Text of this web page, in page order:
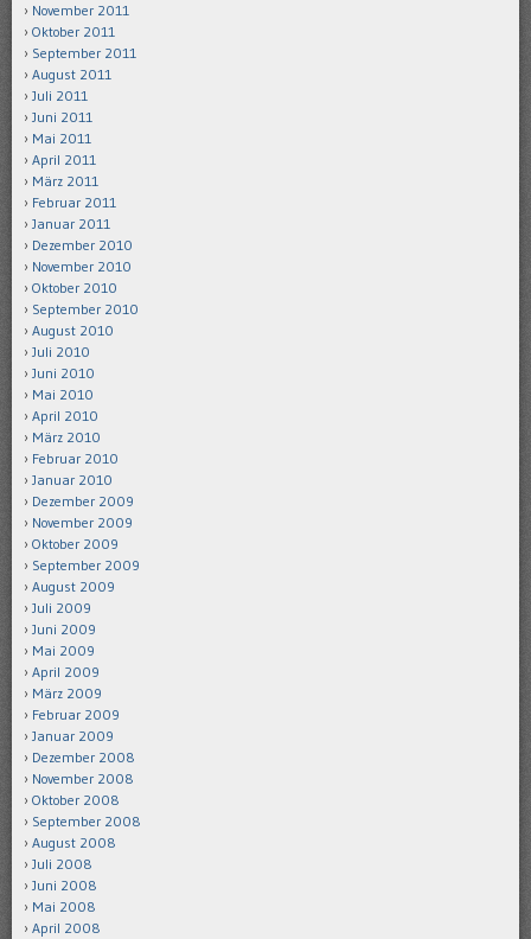
November 2011
Oktober 2011
September 2011
August 2011
Juli 2011
Juni 2011
Mai 2011
April 2011
März 2011
Februar 2011
Januar 2011
Dezember 2010
November 2010
Oktober 2010
September 2010
August 2010
Juli 2010
Juni 2010
Mai 2010
April 2010
März 2010
Februar 2010
Januar 2010
Dezember 2009
November 2009
Oktober 2009
September 2009
August 2009
Juli 2009
Juni 2009
Mai 2009
April 2009
März 2009
Februar 2009
Januar 2009
Dezember 2008
November 2008
Oktober 2008
September 2008
August 2008
Juli 2008
Juni 2008
Mai 2008
April 2008